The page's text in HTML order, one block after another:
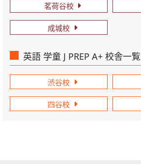
茗荷谷校
成城校
英語 学童 J PREP A+ 校舎一覧
渋谷校
四谷校